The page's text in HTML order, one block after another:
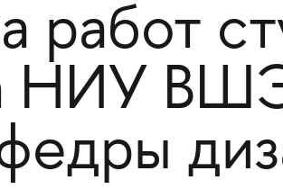
работ
НИУ